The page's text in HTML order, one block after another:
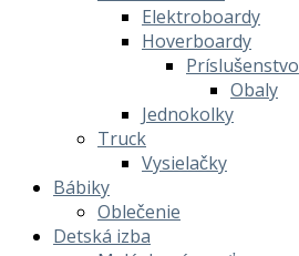
Elektroboardy
Hoverboardy
Príslušenstvo
Obaly
Jednokolky
Truck
Vysielačky
Bábiky
Oblečenie
Detská izba